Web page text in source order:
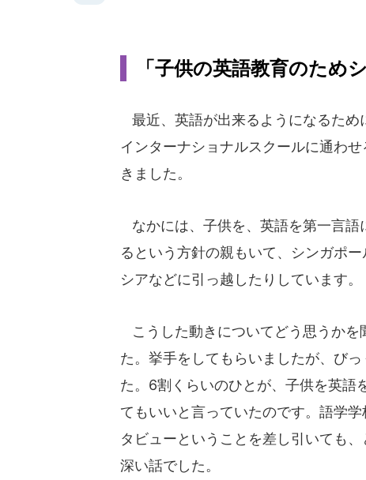
「子供の英語教育のため
最近、英語が出来るようになるため
インターナショナルスクールに通わせ
きました。
なかには、子供を、英語を第一言語
るという方針の親もいて、シンガポ
シアなどに引っ越したりしています。
こうした動きについてどう思うかを
た。挙手をしてもらいましたが、びっ
た。6割くらいのひとが、子供を英語
てもいいと言っていたのです。語学学
タビューということを差し引いても
深い話でした。